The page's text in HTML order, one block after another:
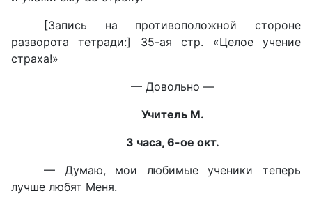
[Запись на противоположной стороне
разворота тетради:] 35-ая стр. «Целое учение
страха!»
— Довольно —
Учитель М.
3 часа, 6-ое окт.
— Думаю, мои любимые ученики теперь
лучше любят Меня.